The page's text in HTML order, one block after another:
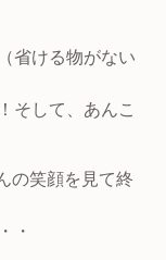
省ける物がない
そして、あんこ
の笑顔を見て終
・